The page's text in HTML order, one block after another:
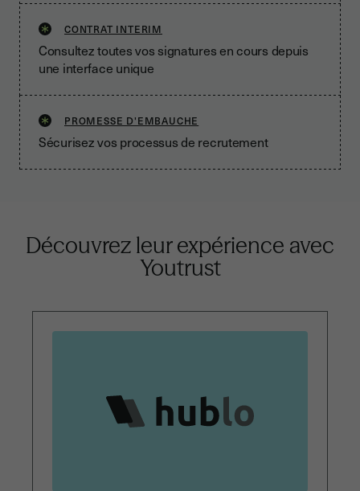
CONTRAT INTERIM
Consultez toutes vos signatures en cours depuis
une interface unique
PROMESSE D'EMBAUCHE
Sécurisez vos processus de recrutement
Découvrez leur expérience avec
Youtrust